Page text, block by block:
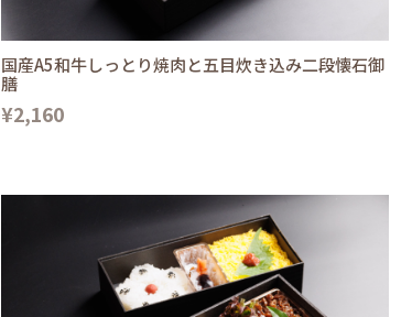
国産A5和牛しっとり焼肉と五目炊き込み二段懐石御
膳
¥2,160